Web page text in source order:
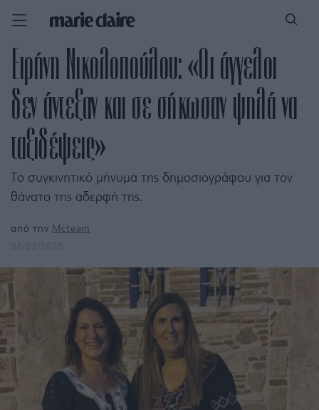
Ειρήνη Νικολοπούλου: «Οι άγγελοι
δεν άντεξαν και σε σήκωσαν ψηλά να
ταξιδέψεις»
Το συγκινητικό μήνυμα της δημοσιογράφου για τον
θάνατο της αδερφή της.
από την Mcteam